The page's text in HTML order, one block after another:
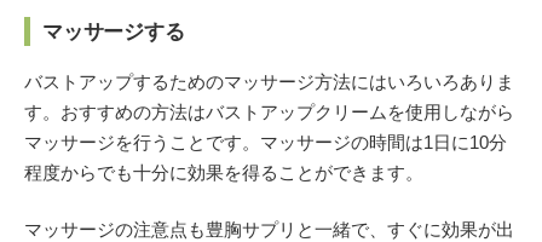
マッサージする
バストアップするためのマッサージ方法にはいろいろありま
す。おすすめの方法はバストアップクリームを使用しながら
マッサージを行うことです。マッサージの時間は1日に10分
程度からでも十分に効果を得ることができます。
マッサージの注意点も豊胸サプリと一緒で、すぐに効果が出